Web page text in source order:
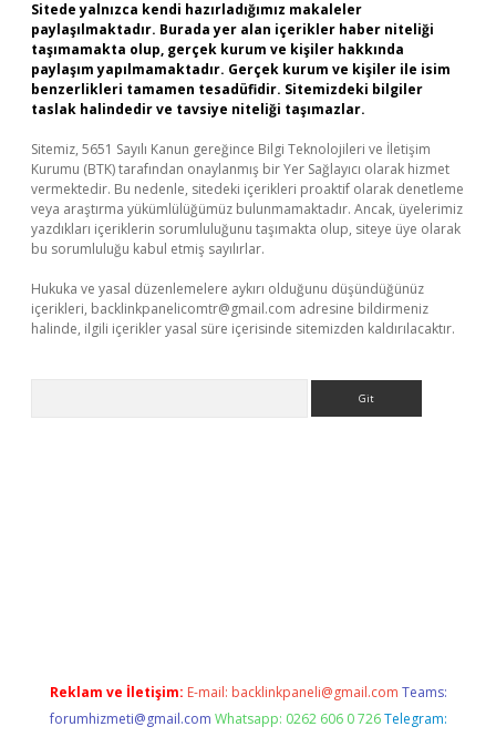
Sitede yalnızca kendi hazırladığımız makaleler
paylaşılmaktadır. Burada yer alan içerikler haber niteliği
taşımamakta olup, gerçek kurum ve kişiler hakkında
paylaşım yapılmamaktadır. Gerçek kurum ve kişiler ile isim
benzerlikleri tamamen tesadüfidir. Sitemizdeki bilgiler
taslak halindedir ve tavsiye niteliği taşımazlar.
Sitemiz, 5651 Sayılı Kanun gereğince Bilgi Teknolojileri ve İletişim
Kurumu (BTK) tarafından onaylanmış bir Yer Sağlayıcı olarak hizmet
vermektedir. Bu nedenle, sitedeki içerikleri proaktif olarak denetleme
veya araştırma yükümlülüğümüz bulunmamaktadır. Ancak, üyelerimiz
yazdıkları içeriklerin sorumluluğunu taşımakta olup, siteye üye olarak
bu sorumluluğu kabul etmiş sayılırlar.
Hukuka ve yasal düzenlemelere aykırı olduğunu düşündüğünüz
içerikleri, backlinkpanelicomtr@gmail.com adresine bildirmeniz
halinde, ilgili içerikler yasal süre içerisinde sitemizden kaldırılacaktır.
Reklam ve İletişim: E-mail: backlinkpaneli@gmail.com Teams:
forumhizmeti@gmail.com Whatsapp: 0262 606 0 726 Telegram: